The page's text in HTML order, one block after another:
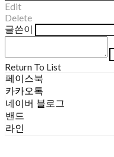
Edit
Delete
글쓴이
Return To List
페이스북
카카오톡
네이버 블로그
밴드
라인